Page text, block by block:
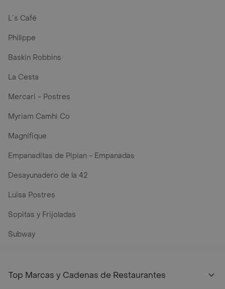
L´s Café
Philippe
Baskin Robbins
La Cesta
Mercari - Postres
Myriam Camhi Co
Magnifique
Empanaditas de Pipian - Empanadas
Desayunadero de la 42
Luisa Postres
Sopitas y Frijoladas
Subway
Top Marcas y Cadenas de Restaurantes